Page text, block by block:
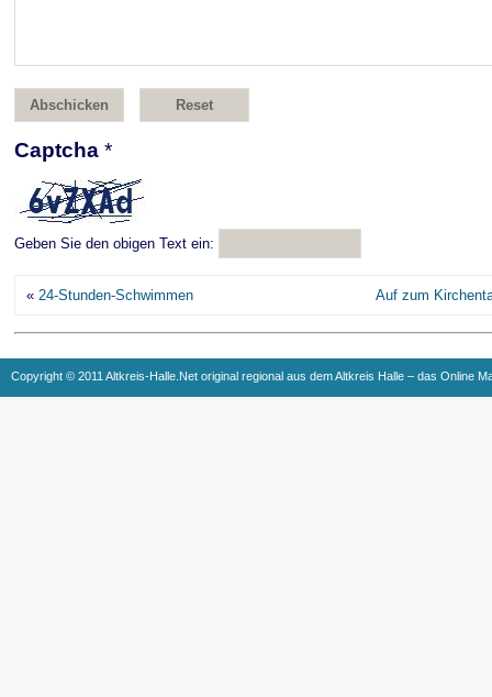
Captcha *
Geben Sie den obigen Text ein:
« 24-Stunden-Schwimmen Auf zum
Copyright © 2011 Altkreis-Halle.Net original regional aus dem Altkreis Halle – das Online